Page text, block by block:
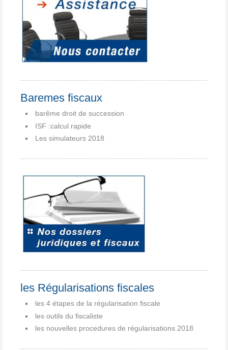
Baremes fiscaux
barême droit de succession
ISF :calcul rapide
Les simulateurs 2018
les Régularisations fiscales
les 4 étapes de la régularisation fiscale
les outils du fiscaliste
les nouvelles procedures de régularisations 2018